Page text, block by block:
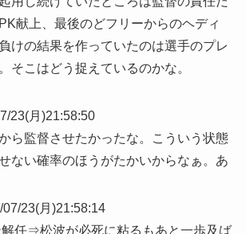
献上、最後のどフリーからのヘディ
けの結果を作っていたのは選手のプレ
そこはどう捉えているのかな。
23(月)21:58:50
ら監督させたかったな。こういう状態
ない確率のほうがたかいからなぁ。あ
07/23(月)21:58:14
任⇒松波が必死に粘るもあと一歩及ば